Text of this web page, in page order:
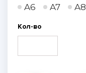
A6
A7 A8
Кол-во